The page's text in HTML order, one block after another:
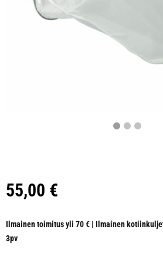
55,00 €
Ilmainen toimitus yli 70 € | Ilmainen
3pv